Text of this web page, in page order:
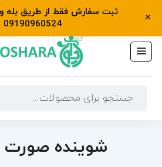
محتوا
واتساپ و تلفن: 09190960524
محصولات
شوینده صورت
ثبت سفارش فقط از طریق بله و
09190960524
+